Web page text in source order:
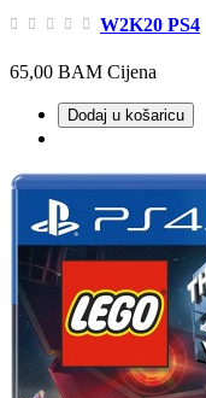
W2K20 PS4
65,00 BAM Cijena
Dodaj u košaricu